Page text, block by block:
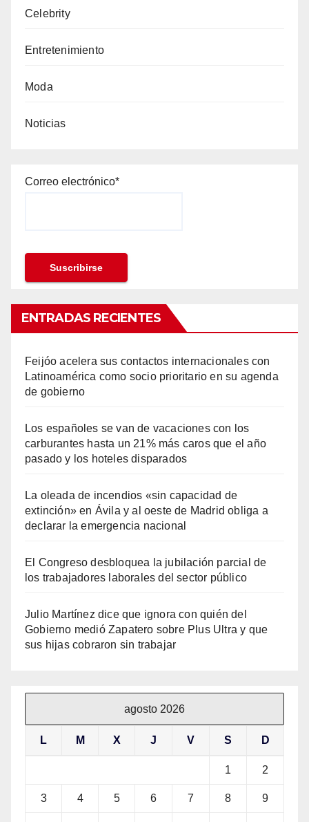
Celebrity
Entretenimiento
Moda
Noticias
Correo electrónico*
ENTRADAS RECIENTES
Feijóo acelera sus contactos internacionales con
Latinoamérica como socio prioritario en su agenda
de gobierno
Los españoles se van de vacaciones con los
carburantes hasta un 21% más caros que el año
pasado y los hoteles disparados
La oleada de incendios «sin capacidad de
extinción» en Ávila y al oeste de Madrid obliga a
declarar la emergencia nacional
El Congreso desbloquea la jubilación parcial de
los trabajadores laborales del sector público
Julio Martínez dice que ignora con quién del
Gobierno medió Zapatero sobre Plus Ultra y que
sus hijas cobraron sin trabajar
agosto 2026
L M X J V S D
1 2
3 4 5 6 7 8 9